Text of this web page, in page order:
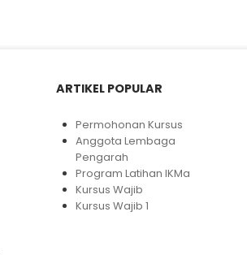
ARTIKEL POPULAR
Permohonan Kursus
Anggota Lembaga
Pengarah
Program Latihan IKMa
Kursus Wajib
Kursus Wajib 1